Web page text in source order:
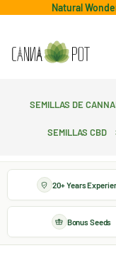
Natural
Semillas de
Semillas CBD
20+ Years
Bonus Seeds